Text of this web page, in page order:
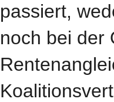
passiert,
noch bei der